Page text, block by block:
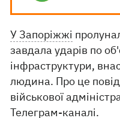
У Запоріжжі
завдала ударів по
інфраструктури,
людина. Про це
військової
Телеграм-каналі.